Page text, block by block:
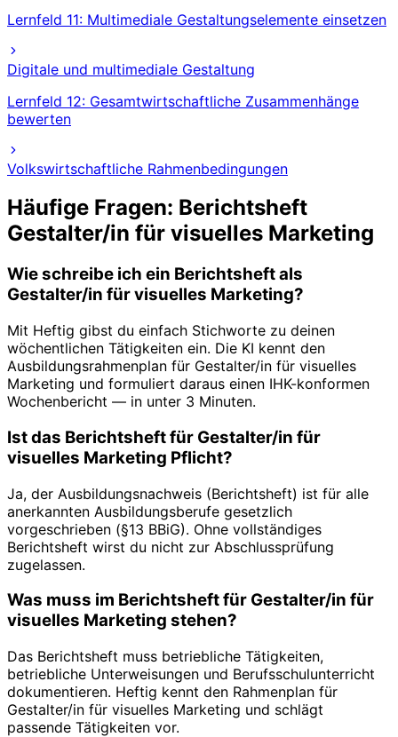
Lernfeld 11: Multimediale Gestaltungselemente einsetzen
Digitale und multimediale Gestaltung
Lernfeld 12: Gesamtwirtschaftliche Zusammenhänge
bewerten
Volkswirtschaftliche Rahmenbedingungen
Häufige Fragen: Berichtsheft
Gestalter/in für visuelles Marketing
Wie schreibe ich ein Berichtsheft als
Gestalter/in für visuelles Marketing?
Mit Heftig gibst du einfach Stichworte zu deinen
wöchentlichen Tätigkeiten ein. Die KI kennt den
Ausbildungsrahmenplan für Gestalter/in für visuelles
Marketing und formuliert daraus einen IHK-konformen
Wochenbericht — in unter 3 Minuten.
Ist das Berichtsheft für Gestalter/in für
visuelles Marketing Pflicht?
Ja, der Ausbildungsnachweis (Berichtsheft) ist für alle
anerkannten Ausbildungsberufe gesetzlich
vorgeschrieben (§13 BBiG). Ohne vollständiges
Berichtsheft wirst du nicht zur Abschlussprüfung
zugelassen.
Was muss im Berichtsheft für Gestalter/in für
visuelles Marketing stehen?
Das Berichtsheft muss betriebliche Tätigkeiten,
betriebliche Unterweisungen und Berufsschulunterricht
dokumentieren. Heftig kennt den Rahmenplan für
Gestalter/in für visuelles Marketing und schlägt
passende Tätigkeiten vor.